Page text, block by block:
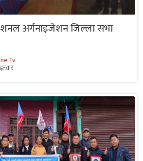
अर्गनाइजेशन जिल्ला सभा
Tv